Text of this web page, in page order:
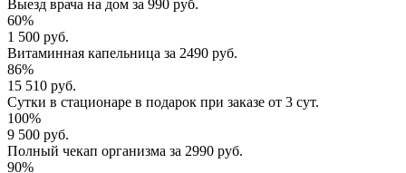
Выезд врача на дом за 990 руб.
60%
1 500 руб.
Витаминная капельница за 2490 руб.
86%
15 510 руб.
Сутки в стационаре в подарок при заказе от 3 сут.
100%
9 500 руб.
Полный чекап организма за 2990 руб.
90%